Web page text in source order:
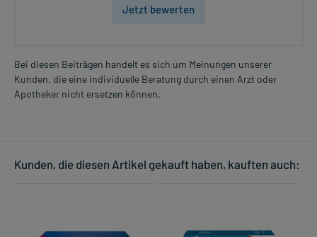
Jetzt bewerten
Bei diesen Beiträgen handelt es sich um Meinungen unserer
Kunden, die eine individuelle Beratung durch einen Arzt oder
Apotheker nicht ersetzen können.
Kunden, die diesen Artikel gekauft haben, kauften auch: